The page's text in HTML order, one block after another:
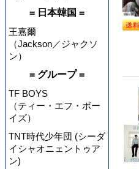
= 日本韓国 =
王嘉爾
（Jackson／ジャクソ
ン）
= グループ =
TF BOYS
（ティー・エフ・ボー
イズ）
TNT時代少年団 (シーダ
イシャオニェントゥア
ン)